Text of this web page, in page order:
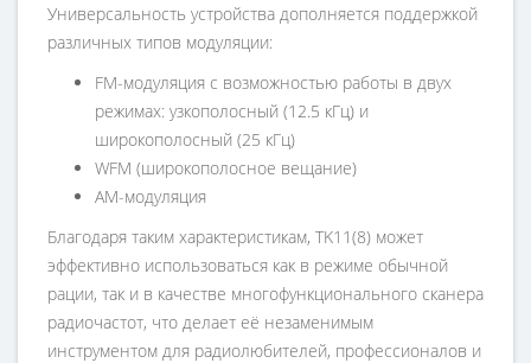
Универсальность устройства дополняется поддержкой
различных типов модуляции:
FM-модуляция с возможностью работы в двух
режимах: узкополосный (12.5 кГц) и
широкополосный (25 кГц)
WFM (широкополосное вещание)
AM-модуляция
Благодаря таким характеристикам, TK11(8) может
эффективно использоваться как в режиме обычной
рации, так и в качестве многофункционального сканера
радиочастот, что делает её незаменимым
инструментом для радиолюбителей, профессионалов и